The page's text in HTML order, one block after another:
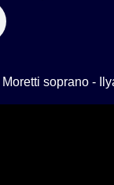
soprano -